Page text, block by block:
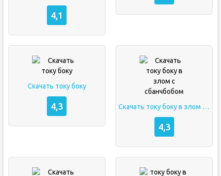
4,1
Скачать току боку
4,3 Скачать току боку в злом с сбанчбобом
4,3